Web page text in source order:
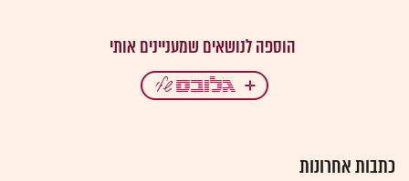
כתבות אחרונות